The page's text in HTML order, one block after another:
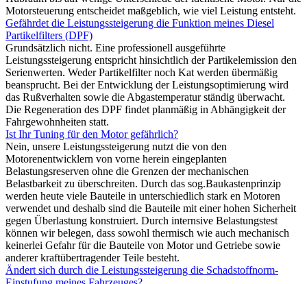
Motorsteuerung entscheidet maßgeblich, wie viel Leistung entsteht.
Gefährdet die Leistungssteigerung die Funktion meines Diesel
Partikelfilters (DPF)
Grundsätzlich nicht. Eine professionell ausgeführte
Leistungssteigerung entspricht hinsichtlich der Partikelemission den
Serienwerten. Weder Partikelfilter noch Kat werden übermäßig
beansprucht. Bei der Entwicklung der Leistungsoptimierung wird
das Rußverhalten sowie die Abgastemperatur ständig überwacht.
Die Regeneration des DPF findet planmäßig in Abhängigkeit der
Fahrgewohnheiten statt.
Ist Ihr Tuning für den Motor gefährlich?
Nein, unsere Leistungssteigerung nutzt die von den
Motorenentwicklern von vorne herein eingeplanten
Belastungsreserven ohne die Grenzen der mechanischen
Belastbarkeit zu überschreiten. Durch das sog.Baukastenprinzip
werden heute viele Bauteile in unterschiedlich stark en Motoren
verwendet und deshalb sind die Bauteile mit einer hohen Sicherheit
gegen Überlastung konstruiert. Durch internsive Belastungstest
können wir belegen, dass sowohl thermisch wie auch mechanisch
keinerlei Gefahr für die Bauteile von Motor und Getriebe sowie
anderer kraftübertragender Teile besteht.
Ändert sich durch die Leistungssteigerung die Schadstoffnorm-